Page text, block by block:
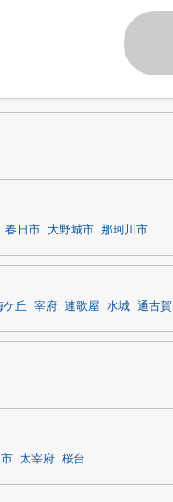
春日市 大野城市 那珂川市
ケ丘 宰府 連歌屋 水城 通古賀
太宰府 桜台